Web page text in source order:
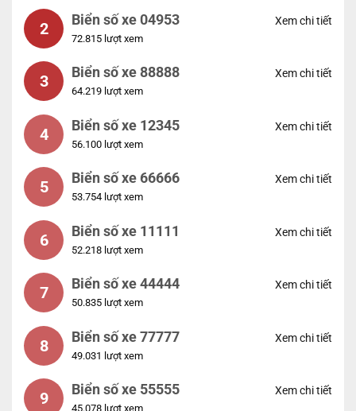
2 Biển số xe 04953
72.815 lượt xem
Xem chi tiết
3 Biển số xe 88888
64.219 lượt xem
Xem chi tiết
4 Biển số xe 12345
56.100 lượt xem
Xem chi tiết
5 Biển số xe 66666
53.754 lượt xem
Xem chi tiết
6 Biển số xe 11111
52.218 lượt xem
Xem chi tiết
7 Biển số xe 44444
50.835 lượt xem
Xem chi tiết
8 Biển số xe 77777
49.031 lượt xem
Xem chi tiết
9 Biển số xe 55555
45.078 lượt xem
Xem chi tiết